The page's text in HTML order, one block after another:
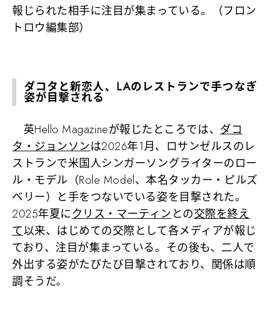
報じられた相手に注目が集まっている。（フロン
トロウ編集部）
ダコタと新恋人、LAのレストランで手つなぎ
姿が目撃される
英Hello Magazineが報じたところでは、 ダコ
タ・ジョンソンは2026年1月、ロサンゼルスのレ
ストランで米国人シンガーソングライターのロー
ル・モデル（Role Model、本名タッカー・ピルズ
ベリー）と手をつないでいる姿を目撃された。
2025年夏にクリス・マーティンとの交際を終え
て以来、はじめての交際として各メディアが報じ
ており、注目が集まっている。その後も、二人で
外出する姿がたびたび目撃されており、関係は順
調そうだ。